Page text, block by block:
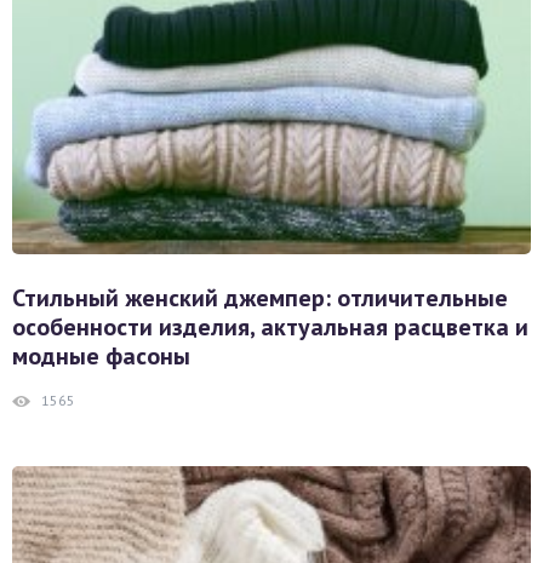
Стильный женский джемпер: отличительные
особенности изделия, актуальная расцветка и
модные фасоны
1565